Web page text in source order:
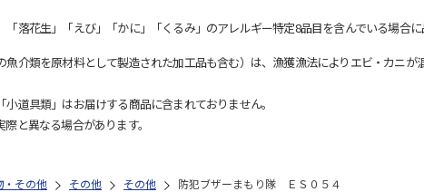
落花生」「えび」「かに」「くるみ」のアレルギー特定8品目を含んでいる場合に
介類を原材料として製造された加工品も含む）は、漁獲漁法によりエビ・カニ
道具類」はお届けする商品に含まれておりません。
と異なる場合があります。
・その他 その他 その他 防犯ブザーまもり隊 ＥＳ０５４